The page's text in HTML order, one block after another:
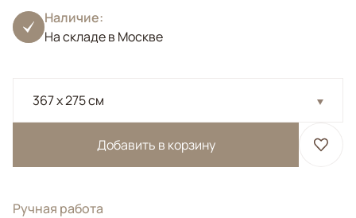
Наличие:
На складе в Москве
367 x 275 см
Добавить в корзину
Ручная работа